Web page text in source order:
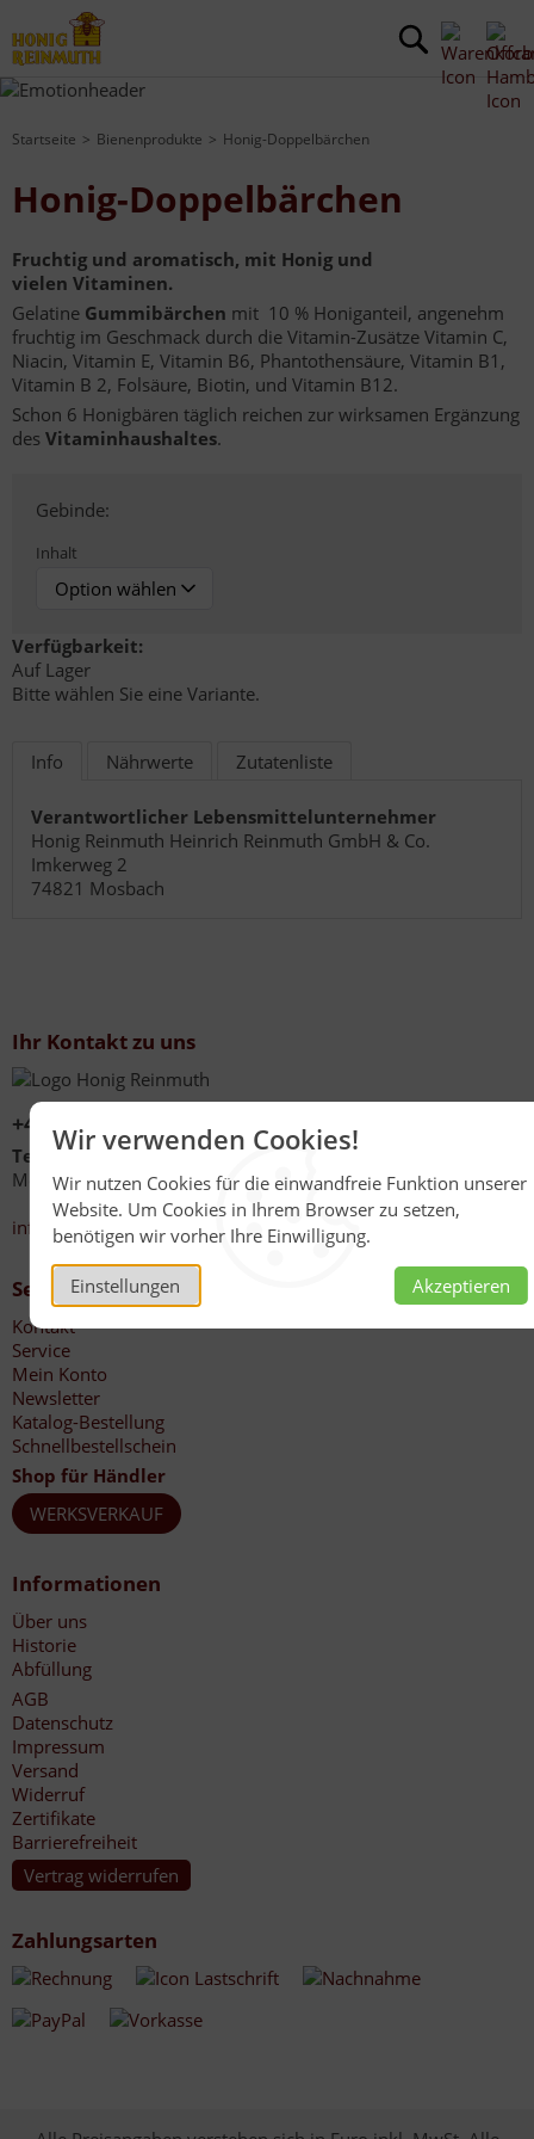
Wir verwenden Cookies!
Wir nutzen Cookies für die einwandfreie Funktion unserer
Website. Um Cookies in Ihrem Browser zu setzen,
benötigen wir vorher Ihre Einwilligung.
Einstellungen Akzeptieren
Startseite Bienenprodukte Honig-Doppelbärchen
Honig-Doppelbärchen
Fruchtig und aromatisch, mit Honig und
vielen Vitaminen.
Gelatine Gummibärchen mit 10 % Honiganteil, angenehm
fruchtig im Geschmack durch die Vitamin-Zusätze Vitamin C,
Niacin, Vitamin E, Vitamin B6, Phantothensäure, Vitamin B1,
Vitamin B 2, Folsäure, Biotin, und Vitamin B12.
Schon 6 Honigbären täglich reichen zur wirksamen Ergänzung
des Vitaminhaushaltes.
Gebinde:
Inhalt
Verfügbarkeit:
Auf Lager
Bitte wählen Sie eine Variante.
Info Nährwerte Zutatenliste
Verantwortlicher Lebensmittelunternehmer
Honig Reinmuth Heinrich Reinmuth GmbH & Co.
Imkerweg 2
74821 Mosbach
Ihr Kontakt zu uns
+49 (0)6267 1021
Telefonzeiten
Mo - Fr 08:00 - 12:00 Uhr
13:30 - 17:00 Uhr
info@honig-reinmuth.de
Service
Kontakt
Service
Mein Konto
Newsletter
Katalog-Bestellung
Schnellbestellschein
Shop für Händler
WERKSVERKAUF
Informationen
Über uns
Historie
Abfüllung
AGB
Datenschutz
Impressum
Versand
Widerruf
Zertifikate
Barrierefreiheit
Vertrag widerrufen
Zahlungsarten